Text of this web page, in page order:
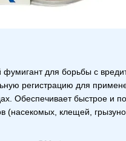
фумигант для борьбы с
регистрацию для
Обеспечивает быстрое и
(насекомых, клещей,